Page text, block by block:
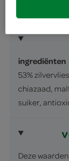
ingrediënten
53%
chiazaad,
suiker,
Deze